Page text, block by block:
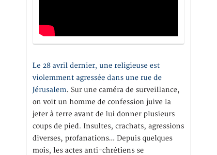
Le 28 avril dernier, une religieuse est
violemment agressée dans une rue de
Jérusalem. Sur une caméra de surveillance,
on voit un homme de confession juive la
jeter à terre avant de lui donner plusieurs
coups de pied. Insultes, crachats, agressions
diverses, profanations… Depuis quelques
mois, les actes anti-chrétiens se